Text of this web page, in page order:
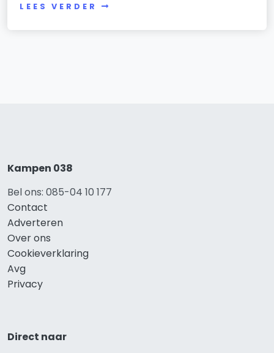
LEES VERDER
Kampen 038
Bel ons: 085-04 10 177
Contact
Adverteren
Over ons
Cookieverklaring
Avg
Privacy
Direct naar